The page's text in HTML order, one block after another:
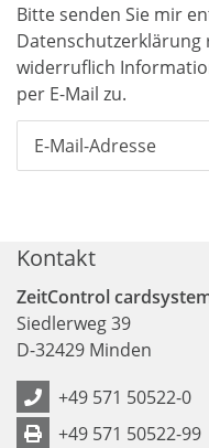
Bitte senden Sie mir
Datenschutzerklärung
widerruflich
per E-Mail zu.
Kontakt
ZeitControl
Siedlerweg 39
D-32429 Minden
+49 571 50522-0
+49 571 50522-99